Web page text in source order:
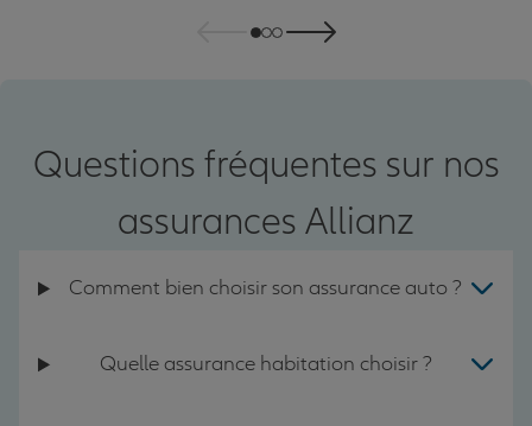
Questions fréquentes sur nos
assurances Allianz
Comment bien choisir son assurance auto ?
Quelle assurance habitation choisir ?